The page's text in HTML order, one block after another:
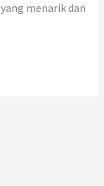
menarik dan